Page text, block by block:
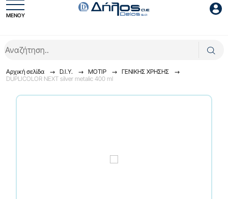
ΜΕΝΟΥ
Αρχική σελίδα D.I.Y. ΜΟΤΙΡ
ΓENIKHΣ XPHΣHΣ
DUPLICOLOR NEXT silver metalic 400 ml